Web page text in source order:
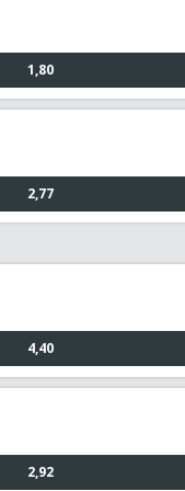
1,80
2,77
4,40
2,92